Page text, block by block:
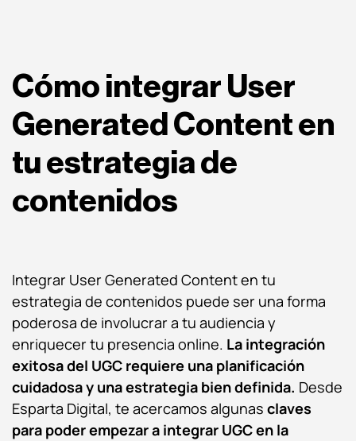
Cómo integrar User
Generated Content en
tu estrategia de
contenidos
Integrar User Generated Content en tu
estrategia de contenidos puede ser una forma
poderosa de involucrar a tu audiencia y
enriquecer tu presencia online. La integración
exitosa del UGC requiere una planificación
cuidadosa y una estrategia bien definida. Desde
Esparta Digital, te acercamos algunas claves
para poder empezar a integrar UGC en la